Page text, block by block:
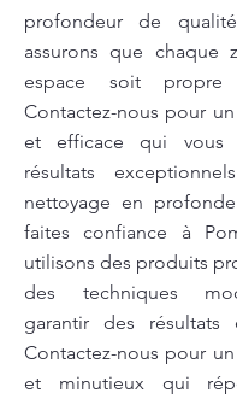
profondeur de
assurons que chaque
espace soit
Contactez-nous pour
et efficace qui vous
résultats
nettoyage en
faites confiance à
utilisons des produits
des techniques
garantir des résultats
Contactez-nous pour
et minutieux qui